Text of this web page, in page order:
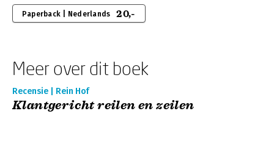
Paperback | Nederlands 20,-
Meer over dit boek
Recensie | Rein Hof
Klantgericht reilen en zeilen